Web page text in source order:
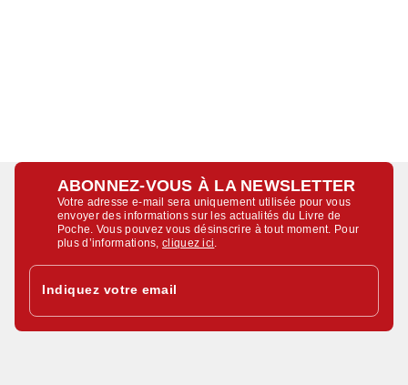
ABONNEZ-VOUS À LA NEWSLETTER
Votre adresse e-mail sera uniquement utilisée pour vous
envoyer des informations sur les actualités du Livre de
Poche. Vous pouvez vous désinscrire à tout moment. Pour
plus d’informations,cliquez ici
Indiquez votre email